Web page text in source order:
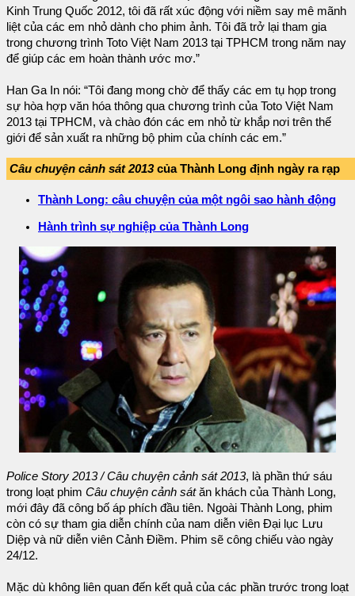
Kinh Trung Quốc 2012, tôi đã rất xúc động với niềm say mê mãnh
liệt của các em nhỏ dành cho phim ảnh. Tôi đã trở lại tham gia
trong chương trình Toto Việt Nam 2013 tại TPHCM trong năm nay
để giúp các em hoàn thành ước mơ.”
Han Ga In nói: “Tôi đang mong chờ để thấy các em tụ họp trong
sự hòa hợp văn hóa thông qua chương trình của Toto Việt Nam
2013 tại TPHCM, và chào đón các em nhỏ từ khắp nơi trên thế
giới để sản xuất ra những bộ phim của chính các em.”
Câu chuyện cảnh sát 2013của Thành Long định ngày ra rạp
Thành Long: câu chuyện của một ngôi sao hành động
Hành trình sự nghiệp của Thành Long
Police Story 2013 / Câu chuyện cảnh sát 2013, là phần thứ sáu
trong loạt phim Câu chuyện cảnh sátăn khách của Thành Long,
mới đây đã công bố áp phích đầu tiên. Ngoài Thành Long, phim
còn có sự tham gia diễn chính của nam diễn viên Đại lục Lưu
Diệp và nữ diễn viên Cảnh Điềm. Phim sẽ công chiếu vào ngày
24/12.
Mặc dù không liên quan đến kết quả của các phần trước trong loạt